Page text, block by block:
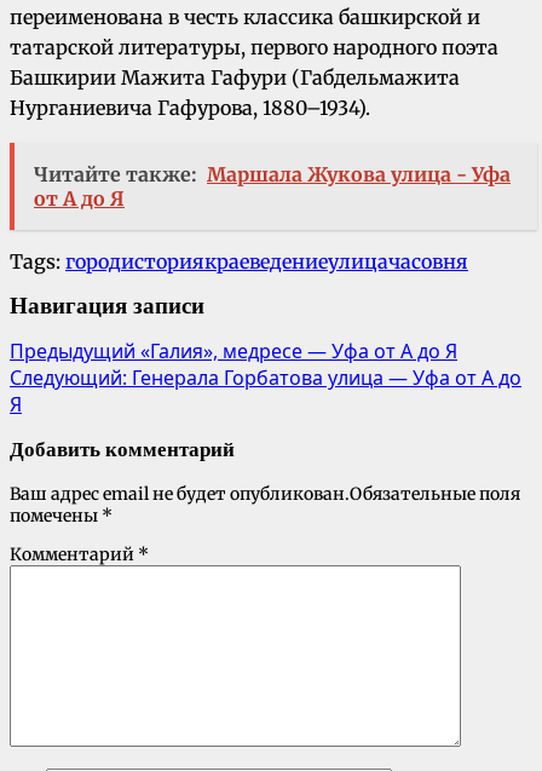
переименована в честь классика башкирской и
татарской литературы, первого народного поэта
Башкирии Мажита Гафури (Габдельмажита
Нурганиевича Гафурова, 1880–1934).
Читайте также: Маршала Жукова улица - Уфа
от А до Я
Tags: городисториякраеведениеулицачасовня
Навигация записи
Предыдущий «Галия», медресе — Уфа от А до Я
Следующий: Генерала Горбатова улица — Уфа от А до
Я
Добавить комментарий
Ваш адрес email не будет опубликован.Обязательные поля
помечены *
Комментарий *